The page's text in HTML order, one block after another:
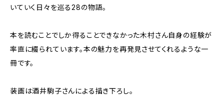
いていく日々を巡る28の物語。
本を読むことでしか得ることできなかった木村さん自身の経験が
率直に綴られています。本の魅力を再発見させてくれるような一
冊です。
装画は酒井駒子さんによる描き下ろし。